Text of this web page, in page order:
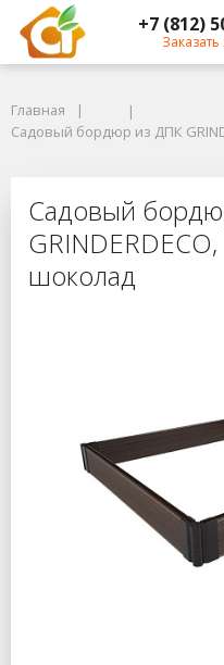
+7 (812)
Садовый бордюр из ДПК
Садовый
Главная
Садовый бордюр из ДПК
Садовый
шоколад